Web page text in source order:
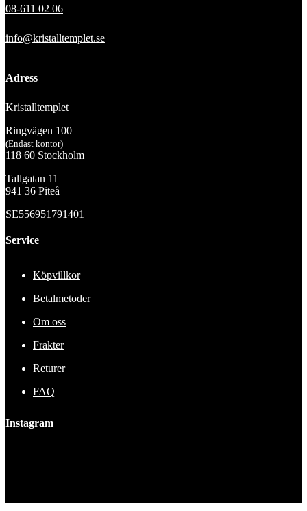
08-611 02 06
info@kristalltemplet.se
Adress
Kristalltemplet
Ringvägen 100
(Endast kontor)
118 60 Stockholm
Tallgatan 11
941 36 Piteå
SE556951791401
Service
Köpvillkor
Betalmetoder
Om oss
Frakter
Returer
FAQ
Instagram